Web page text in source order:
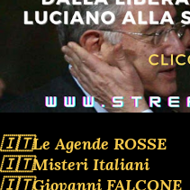
🇮🇹Le Agende ROSSE
🇮🇹Misteri Italiani
🇮🇹Giovanni FALCONE